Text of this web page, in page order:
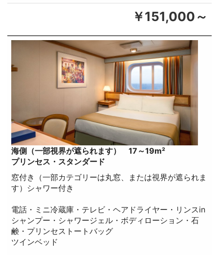
￥151,000～
海側（一部視界が遮られます） 17～19m²
プリンセス・スタンダード
窓付き（一部カテゴリーは丸窓、または視界が遮られま
す）シャワー付き
電話・ミニ冷蔵庫・テレビ・ヘアドライヤー・リンスin
シャンプー・シャワージェル・ボディローション・石
鹸・プリンセストートバッグ
ツインベッド